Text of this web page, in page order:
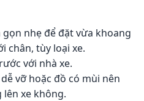
gọn nhẹ để đặt vừa khoang
chân, tùy loại xe.
với nhà xe.
vỡ hoặc đồ có mùi nên
lên xe không.